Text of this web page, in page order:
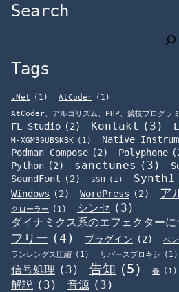
Search
Tags
.Net (1) AtCoder (1)
AtCoder、アルゴリズム、PHP、競技プログラ
FL Studio (2) Kontakt (3)
M-XGM30UBSKBK (1) Native
Podman Compose (2) Polyphone
Python (2) sanctunes (3)
SoundFont (2) SSH (1) Synth1
Windows (2) WordPress (2) ア
クローラー (1) シンセ (3)
ダイナミクス系のエフェクターに
フリー (4) プラグイン (2) ベ
ランレングス圧縮 (1) リバースプロキシ (1)
信号処理 (3) 告知 (5) 春 (1)
解説 (3) 音源 (3)